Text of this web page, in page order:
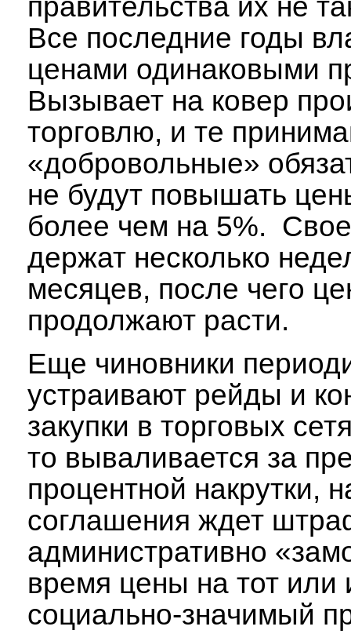
правительства их не
Все последние годы
ценами одинаковыми
Вызывает на ковер
торговлю, и те
«добровольные»
не будут повышать
более чем на 5%.
держат несколько
месяцев, после чего
продолжают расти.
Еще чиновники
устраивают рейды и
закупки в торговых
то вываливается за
процентной накрутки,
соглашения ждет
административно
время цены на тот или
социально-значимый